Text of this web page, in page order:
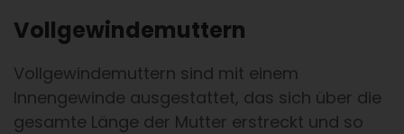
Vollgewindemuttern
Vollgewindemuttern sind mit einem
Innengewinde ausgestattet, das sich über die
gesamte Länge der Mutter erstreckt und so